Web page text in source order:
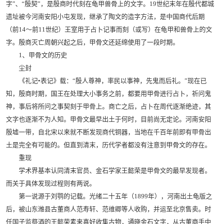
字”、“殷契”，是殷商时代刻在龟甲兽骨上的文字。19世纪末年在殷代都城
遗址被今河南安阳小屯发现，继承了陶文的造字方法，是中国商代后期
（前14～前11世纪）王室用于占卜记事而刻（或写）在龟甲和兽骨上的文
字。殷商灭亡周朝兴起之后，甲骨文还延绵使用了一段时期。
1、甲骨文的历史
尘封
《礼记•表记》载：“殷人尊神，率民以事神，先鬼而后礼。”现在已
知，殷商时期，国王在处理大小事务之前，都要用甲骨进行占卜，祈问鬼
神，事后将所问之事契刻于甲骨上。商亡之后，占卜在周代逐渐绝迹，其
文字也逐渐不为人知。甲骨文最早出土于何时，目前尚无定论。河南安阳
殷墟一带，自北宋以来就不断发现商代铜器，当地在千百年前即有甲骨出
土是完全有可能的。但直到清末，历代学者都没有注意到甲骨文的存在。
重现
学术界基本认同清末官员、金石学家王懿荣是甲骨文的最早发现者。
而关于具体发现过程则有两说。
第一说源于刘鹗的记载。光绪二十五年（1899年），河南出土龟版之
后，被山东潍县古董商人范寿轩、范维卿等人收购，并运至北京售卖。时
任国子监祭酒的王懿荣素来喜好收集古物，通晓金石文字，从古董商手中